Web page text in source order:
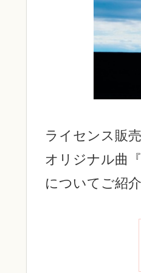
ライセンス販
オリジナル曲
についてご紹